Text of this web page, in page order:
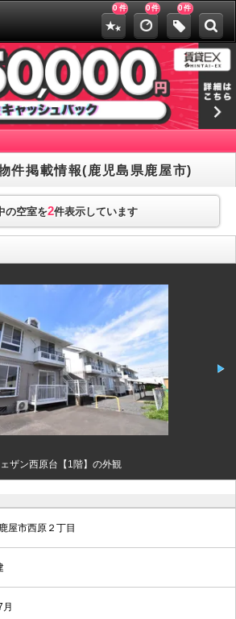
0 件 0件 0件
件掲載情報(鹿児島県鹿屋市)
の空室を2件表示しています
ザン西原台【1階】の外観
屋市西原２丁目